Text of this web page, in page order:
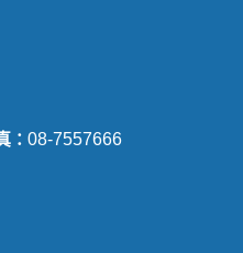
：08-7557666